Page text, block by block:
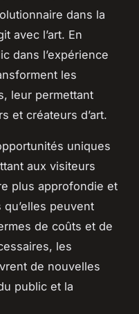
dans la
avec l’art. En
dans l’expérience
les
leur permettant
et créateurs d’art.
uniques
aux visiteurs
plus approfondie et
peuvent
de coûts et de
les
de nouvelles
public et la